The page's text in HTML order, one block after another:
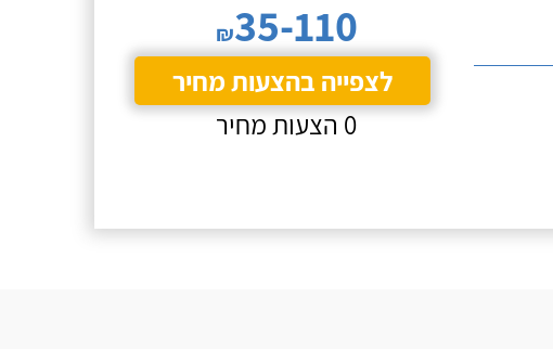
₪35-110
לצפייה בהצעות מחיר
0 הצעות מחיר